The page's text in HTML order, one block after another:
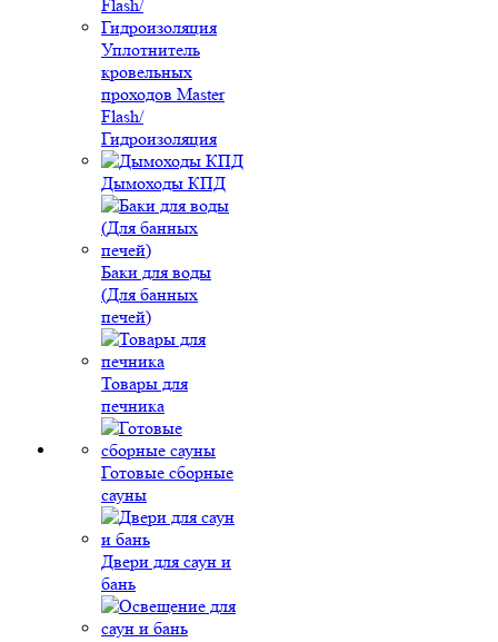
Уплотнитель
кровельных
проходов Master
Flash/
Гидроизоляция
Дымоходы КПД
Баки для воды
(Для банных
печей)
Товары для
печника
Готовые сборные
сауны
Двери для саун и
бань